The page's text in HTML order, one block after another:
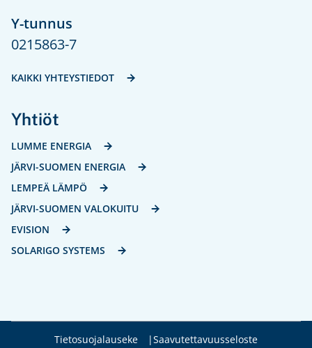
Y-tunnus
0215863-7
KAIKKI YHTEYSTIEDOT
Yhtiöt
LUMME ENERGIA
JÄRVI-SUOMEN ENERGIA
LEMPEÄ LÄMPÖ
JÄRVI-SUOMEN VALOKUITU
EVISION
SOLARIGO SYSTEMS
Tietosuojalauseke Saavutettavuusseloste